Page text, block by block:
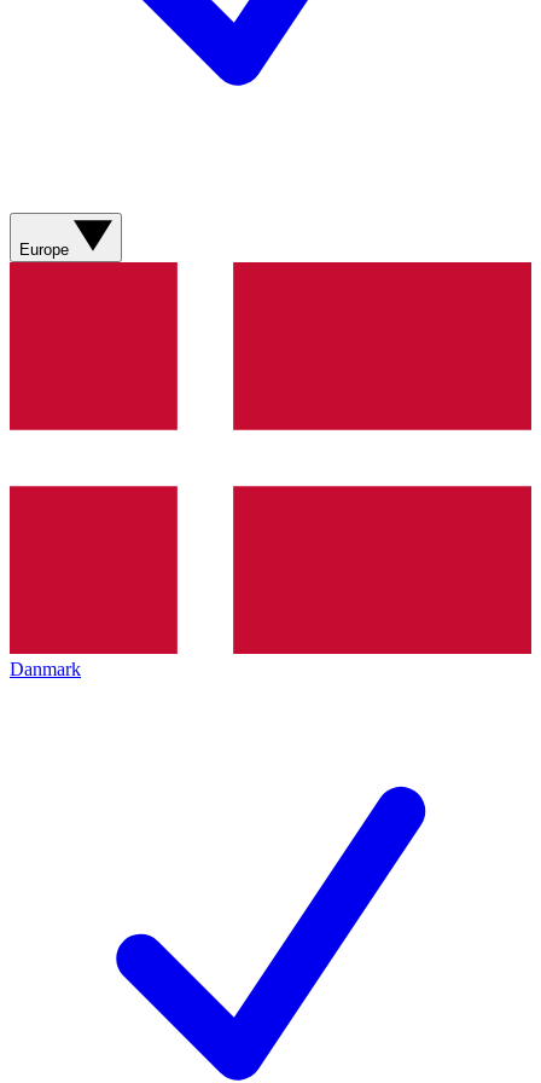
Europe
Danmark